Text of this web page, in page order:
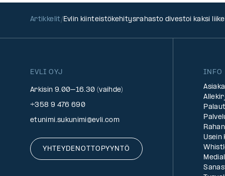
Artikkelit Evlin kiinteistökehitysrahasto divestoi kaksi
EVLI OYJ
Arkisin 9.00–16.30 (vaihde)
+358 9 476 690
etunimi.sukunimi@evli.com
YHTEYDENOTTOPYYNTÖ
INFO